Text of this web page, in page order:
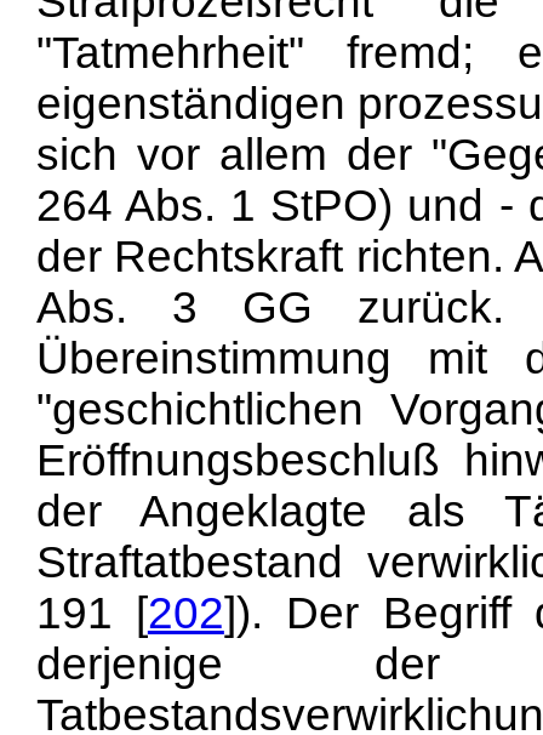
"Tatmehrheit" fremd;
eigenständigen
sich vor allem der
264 Abs. 1 StPO) und -
der Rechtskraft richten.
Abs. 3 GG zurück.
Übereinstimmung mit
"geschichtlichen
Eröffnungsbeschluß
der Angeklagte als
Straftatbestand
191 [202]). Der Begriff
derjenige der